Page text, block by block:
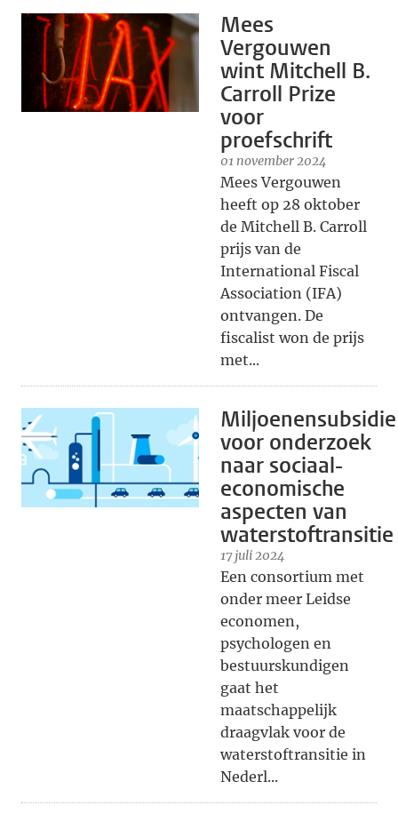
Mees
Vergouwen
wint Mitchell B.
Carroll Prize
voor
proefschrift
01 november 2024
Mees Vergouwen
heeft op 28 oktober
de Mitchell B. Carroll
prijs van de
International Fiscal
Association (IFA)
ontvangen. De
fiscalist won de prijs
met...
Miljoenensubsidie
voor onderzoek
naar sociaal-
economische
aspecten van
waterstoftransitie
17 juli 2024
Een consortium met
onder meer Leidse
economen,
psychologen en
bestuurskundigen
gaat het
maatschappelijk
draagvlak voor de
waterstoftransitie in
Nederl...